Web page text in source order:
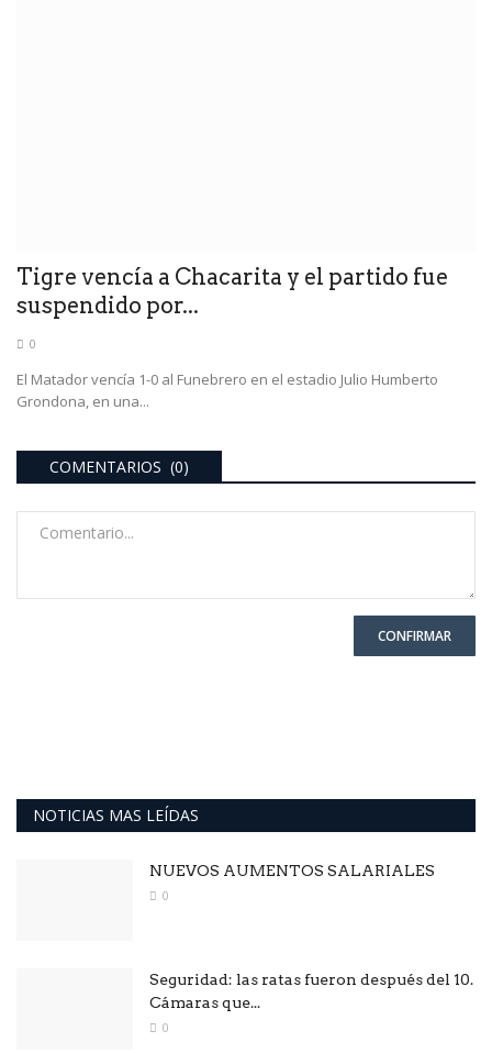
Tigre vencía a Chacarita y el partido fue
suspendido por...
0
El Matador vencía 1-0 al Funebrero en el estadio Julio Humberto
Grondona, en una...
COMENTARIOS (0)
CONFIRMAR
NOTICIAS MAS LEÍDAS
NUEVOS AUMENTOS SALARIALES
0
Seguridad: las ratas fueron después del 10.
Cámaras que...
0